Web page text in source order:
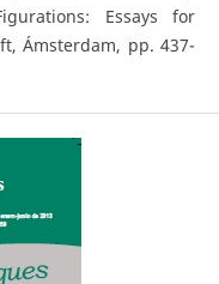
Essays for
Ámsterdam, pp. 437-